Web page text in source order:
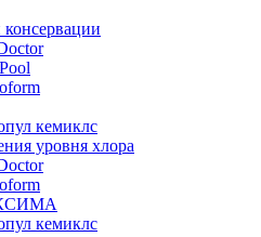
кемиклс
уровня хлора
кемиклс